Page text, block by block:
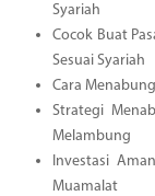
Syariah
Cocok Buat
Sesuai Syariah
Cara
Strategi
Melambung
Investasi
Muamalat